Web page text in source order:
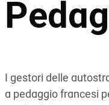
I gestori delle
a pedaggio francesi